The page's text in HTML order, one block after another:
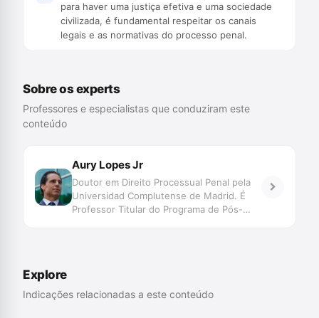
para haver uma justiça efetiva e uma sociedade
civilizada, é fundamental respeitar os canais
legais e as normativas do processo penal.
Sobre os experts
Professores e especialistas que conduziram este
conteúdo
Aury Lopes Jr
Doutor em Direito Processual Penal pela
Universidad Complutense de Madrid. É
Professor Titular do Programa de Pós-
Explore
Indicações relacionadas a este conteúdo